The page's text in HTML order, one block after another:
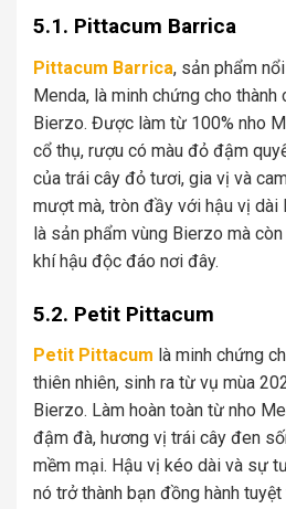
5.1. Pittacum Barrica
Pittacum Barrica, sản phẩm
Menda, là minh chứng cho
Bierzo. Được làm từ 100% nho
cổ thụ, rượu có màu đỏ đậm
của trái cây đỏ tươi, gia vị và
mượt mà, tròn đầy với hậu vị dài
là sản phẩm vùng Bierzo mà
khí hậu độc đáo nơi đây.
5.2. Petit Pittacum
Petit Pittacum là minh chứng
thiên nhiên, sinh ra từ vụ mùa
Bierzo. Làm hoàn toàn từ nho
đậm đà, hương vị trái cây đen
mềm mại. Hậu vị kéo dài và sự
nó trở thành bạn đồng hành